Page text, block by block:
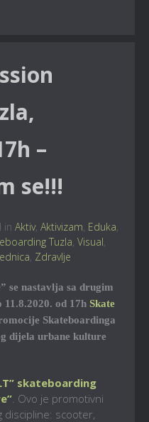
–
se!!!
in Aktiv, Aktivizam Eduka
Tuzla Visual
Zdravlje
se nastavlja sa drugim
od 17h Skate
Skateboardinga
dijela urbane kulture
skateboarding
. Ovo je promotivni
discipline: scooter,